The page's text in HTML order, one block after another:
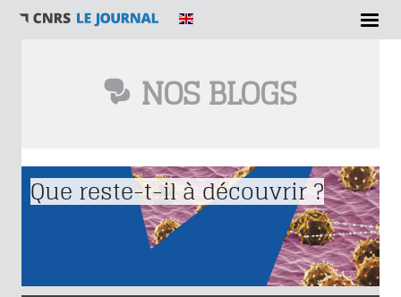
NOS BLOGS
Vous êtes ici
Que reste-t-il à découvrir ?